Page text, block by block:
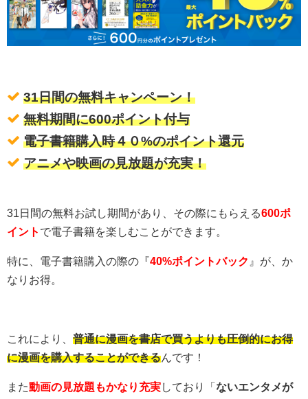
31日間の無料キャンペーン！
無料期間に600ポイント付与
電子書籍購入時４０%のポイント還元
アニメや映画の見放題が充実！
31日間の無料お試し期間があり、その際にもらえる600ポ
イント で電子書籍を楽しむことができます。
特に、電子書籍購入の際の『40%ポイントバック 』が、か
なりお得。
これにより、 普通に漫画を書店で買うよりも圧倒的にお得
に漫画を購入することができるんです！
また動画の見放題もかなり充実しており「 ないエンタメが